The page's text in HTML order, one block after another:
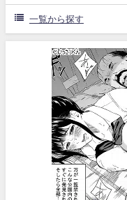
一覧から探す